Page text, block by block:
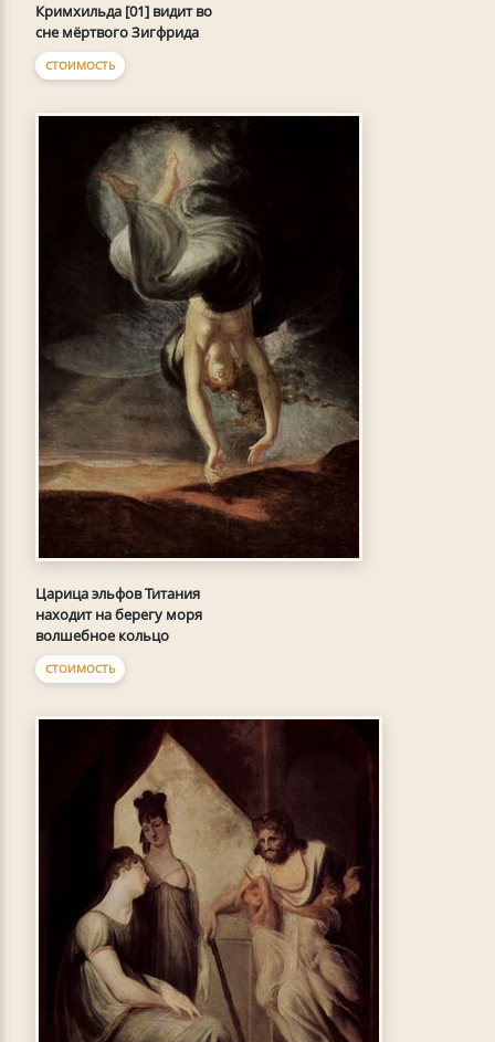
Кримхильда [01] видит во
сне мёртвого Зигфрида
СТОИМОСТЬ
Царица эльфов Титания
находит на берегу моря
волшебное кольцо
СТОИМОСТЬ